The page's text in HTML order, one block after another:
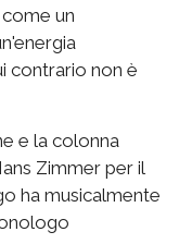
un
contrario non è
e la colonna
Zimmer per il
ha musicalmente